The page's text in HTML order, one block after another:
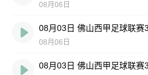
08月06日
08月06日